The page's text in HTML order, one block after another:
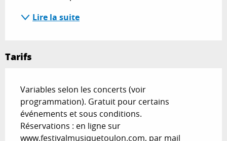
Lire la suite
Tarifs
Variables selon les concerts (voir
programmation). Gratuit pour certains
événements et sous conditions.
Réservations : en ligne sur
www.festivalmusiquetoulon.com, par mail